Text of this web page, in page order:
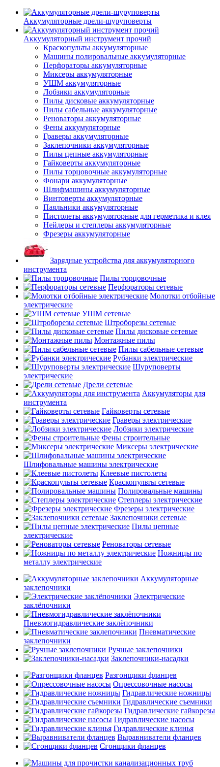
Аккумуляторные дрели-шуруповерты
Аккумуляторный инструмент прочий
Краскопульты аккумуляторные
Машины полировальные аккумуляторные
Перфораторы аккумуляторные
Миксеры аккумуляторные
УШМ аккумуляторные
Лобзики аккумуляторные
Пилы дисковые аккумуляторные
Пилы сабельные аккумуляторные
Реноваторы аккумуляторные
Фены аккумуляторные
Граверы аккумуляторные
Заклепочники аккумуляторные
Пилы цепные аккумуляторные
Гайковерты аккумуляторные
Пилы торцовочные аккумуляторные
Фонари аккумуляторные
Шлифмашины аккумуляторные
Винтоверты аккумуляторные
Паяльники аккумуляторные
Пистолеты аккумуляторные для герметика и клея
Нейлеры и степлеры аккумуляторные
Фрезеры аккумуляторные
Зарядные устройства для аккумуляторного
инструмента
Пилы торцовочные
Перфораторы сетевые
Молотки отбойные
электрические
УШМ сетевые
Штроборезы сетевые
Пилы дисковые сетевые
Монтажные пилы
Пилы сабельные сетевые
Рубанки электрические
Шуруповерты
электрические
Дрели сетевые
Аккумуляторы для
инструмента
Гайковерты сетевые
Граверы электрические
Лобзики электрические
Фены строительные
Миксеры электрические
Шлифовальные машины электрические
Клеевые пистолеты
Краскопульты сетевые
Полировальные машины
Степлеры электрические
Фрезеры электрические
Заклепочники сетевые
Пилы цепные
электрические
Реноваторы сетевые
Ножницы по
металлу электрические
Аккумуляторные
заклепочники
Электрические
заклёпочники
Пневмогидравлические заклёпочники
Пневматические
заклепочники
Ручные заклепочники
Заклепочники-насадки
Разгонщики фланцев
Опрессовочные насосы
Гидравлические ножницы
Гидравлические съемники
Гидравлические гайкорезы
Гидравлические насосы
Гидравлические клинья
Выравниватели фланцев
Сгонщики фланцев